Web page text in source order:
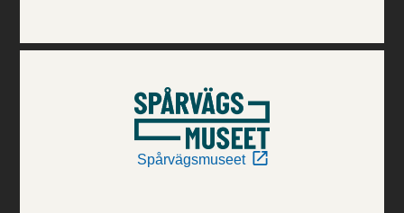
Spårvägsmuseet